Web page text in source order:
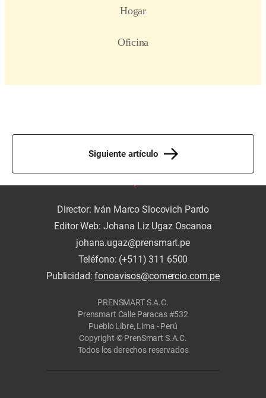
Siguiente artículo
Director: Iván Marco Slocovich Pardo
Editor Web: Johana Liz Ugaz Oscanoa
johana.ugaz@prensmart.pe
Teléfono: (+511) 311 6500
Publicidad:fonoavisos@comercio.com.pe
PRENSMART S.A.C.
Prensmart Calle Paracas #532
Pueblo Libre, Lima - Perú
Copyright © PrenSmart S.A.C.
Todos los derechos reservados